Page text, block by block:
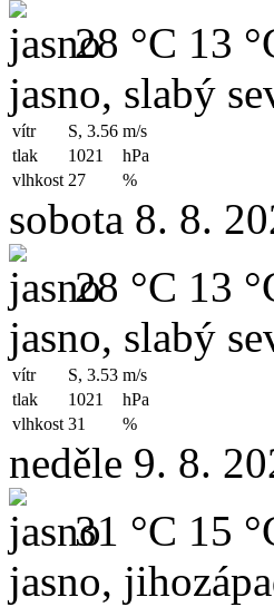
28 °C 13
jasno, slabý
vítr S, 3.56 m/s
tlak
1021
hPa
vlhkost 27 %
sobota 8. 8.
28 °C 13
jasno, slabý
vítr S, 3.53 m/s
tlak
1021
hPa
vlhkost 31 %
neděle 9. 8.
31 °C 15
jasno,